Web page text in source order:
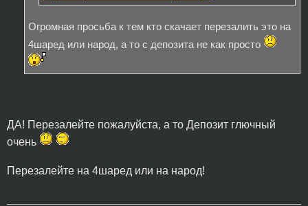
Огромная просьба к тем кто скачает перезалить это на
4шаред или народ, а то с депозита не как просто
ДА! Перезалейте пожалуйста, а то Депозит глючный
очень
Перезалейте на 4шаред или на народ!